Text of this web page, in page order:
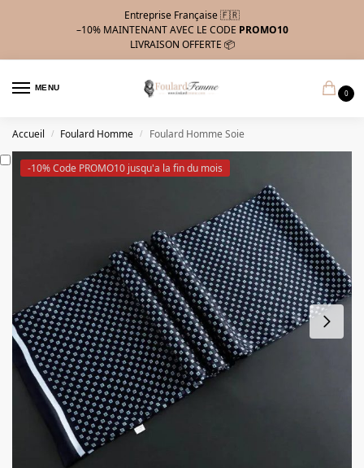
Entreprise Française 🇫🇷
–10% MAINTENANT AVEC LE CODE PROMO10
LIVRAISON OFFERTE 📦
MENU
0
Accueil / Foulard Homme / Foulard Homme Soie
-10% Code PROMO10 jusqu'a la fin du mois